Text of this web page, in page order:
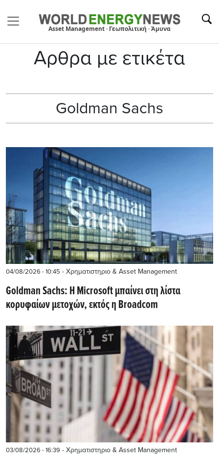
Asset Management · Γεωπολιτική · Άμυνα
Αρθρα με ετικέτα
Goldman Sachs
04/08/2026 - 10:45 - Χρηματιστηριο & Asset Management
Goldman Sachs: Η Microsoft μπαίνει στη λίστα
κορυφαίων μετοχών, εκτός η Broadcom
03/08/2026 - 16:39 - Χρηματιστηριο & Asset Management